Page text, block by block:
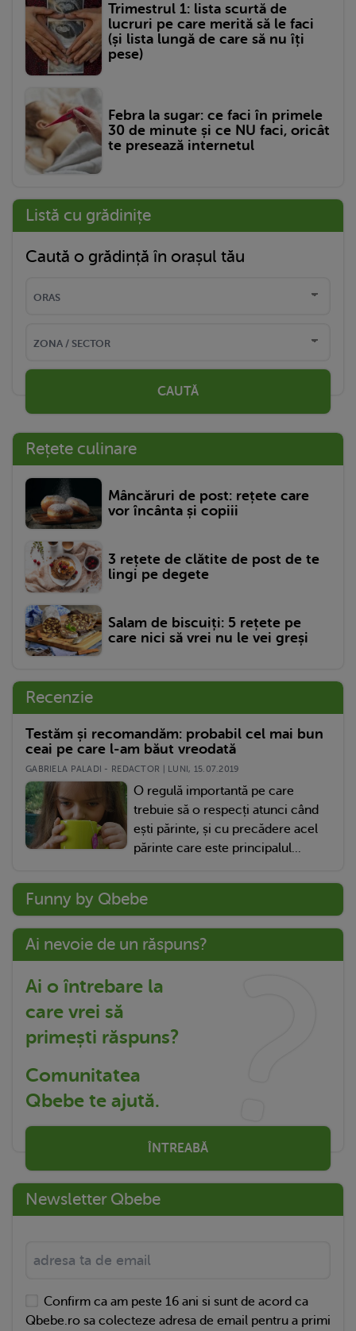
Trimestrul 1: lista scurtă de
lucruri pe care merită să le faci
(și lista lungă de care să nu îți
pese)
Febra la sugar: ce faci în primele
30 de minute și ce NU faci, oricât
te presează internetul
Listă cu grădinițe
Caută o grădință în orașul tău
CAUTĂ
Rețete culinare
Mâncăruri de post: rețete care
vor încânta și copiii
3 rețete de clătite de post de te
lingi pe degete
Salam de biscuiți: 5 rețete pe
care nici să vrei nu le vei greși
Recenzie
Testăm și recomandăm: probabil cel mai bun
ceai pe care l-am băut vreodată
GABRIELA PALADI - REDACTOR | LUNI, 15.07.2019
O regulă importantă pe care
trebuie să o respecți atunci când
ești părinte, și cu precădere acel
părinte care este principalul...
Funny by Qbebe
Ai nevoie de un răspuns?
Ai o întrebare la
care vrei să
primești răspuns?
Comunitatea
Qbebe te ajută.
ÎNTREABĂ
Newsletter Qbebe
Confirm ca am peste 16 ani si sunt de acord ca
Qbebe.ro sa colecteze adresa de email pentru a primi